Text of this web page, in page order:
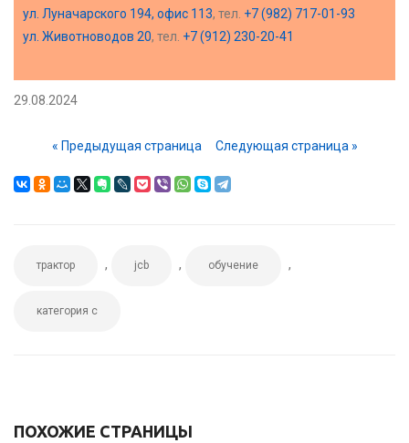
ул. Луначарского 194, офис 113, тел. +7 (982) 717-01-93
ул. Животноводов 20, тел. +7 (912) 230-20-41
29.08.2024
« Предыдущая страница Следующая страница »
трактор , jcb , обучение ,
категория c
ПОХОЖИЕ СТРАНИЦЫ